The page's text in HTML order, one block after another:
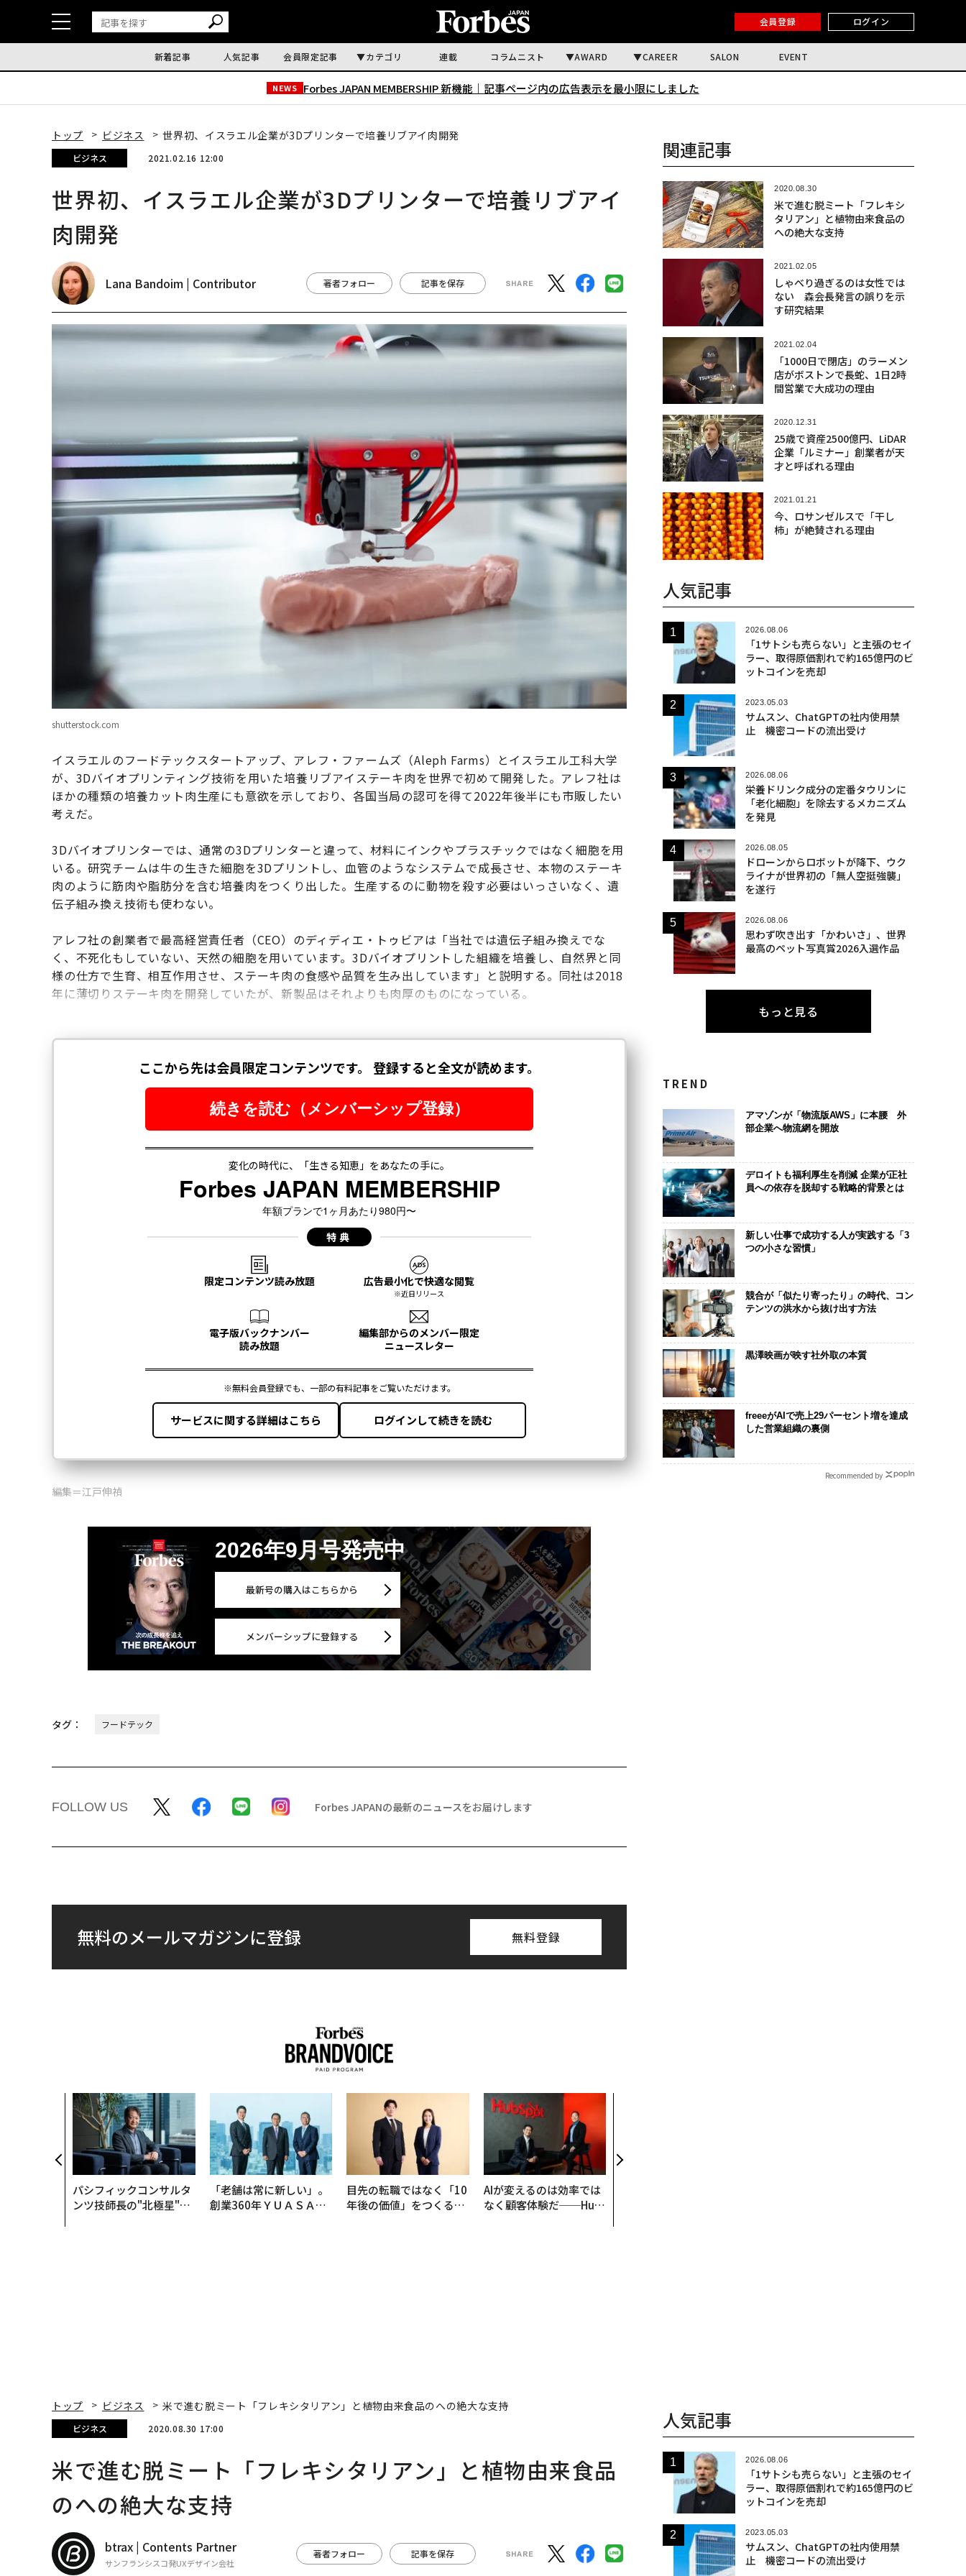
会員登録 ログイン
新着記事 人気記事 会員限定記事 カテゴリ 連載 コラムニスト AWARD CAREER SALON EVENT
NEWS Forbes JAPAN MEMBERSHIP 新機能｜ 記事ページ内の広告表示を最小限にしました
トップ ビジネス 世界初、イスラエル企業が3Dプリンターで培養リブアイ肉開発
ビジネス 2021.02.16 12:00
世界初、イスラエル企業が3Dプリンターで培養リブアイ
肉開発
Lana Bandoim | Contributor 著者フォロー 記事を保存
shutterstock.com
イスラエルのフードテックスタートアップ、アレフ・ファームズ（Aleph Farms）とイスラエル工科大学
が、3Dバイオプリンティング技術を用いた培養リブアイステーキ肉を世界で初めて開発した。アレフ社は
ほかの種類の培養カット肉生産にも意欲を示しており、各国当局の認可を得て2022年後半にも市販したい
考えだ。
3Dバイオプリンターでは、通常の3Dプリンターと違って、材料にインクやプラスチックではなく細胞を用
いる。研究チームは牛の生きた細胞を3Dプリントし、血管のようなシステムで成長させ、本物のステーキ
肉のように筋肉や脂肪分を含む培養肉をつくり出した。生産するのに動物を殺す必要はいっさいなく、遺
伝子組み換え技術も使わない。
アレフ社の創業者で最高経営責任者（CEO）のディディエ・トゥビアは「当社では遺伝子組み換えでな
く、不死化もしていない、天然の細胞を用いています。3Dバイオプリントした組織を培養し、自然界と同
様の仕方で生育、相互作用させ、ステーキ肉の食感や品質を生み出しています」と説明する。同社は2018
年に薄切りステーキ肉を開発していたが、新製品はそれよりも肉厚のものになっている。
編集＝江戸伸禎
2026年9月号発売中
最新号の購入はこちらから
メンバーシップに登録する
タグ： フードテック
FOLLOW US Forbes JAPANの最新のニュースをお届けします
無料のメールマガジンに登録 無料登録
パシフィックコンサルタ
ンツ技師長の"北極星"。
「老舗は常に新しい」。
創業360年ＹＵＡＳＡと
目先の転職ではなく「10
年後の価値」をつくる─
AIが変えるのは効率では
なく顧客体験だ──Hub
関連記事
2020.08.30
米で進む脱ミート「フレキシ
タリアン」と植物由来食品の
への絶大な支持
2021.02.05
しゃべり過ぎるのは女性では
ない 森会長発言の誤りを示
す研究結果
2021.02.04
「1000日で閉店」のラーメン
店がボストンで長蛇、1日2時
間営業で大成功の理由
2020.12.31
25歳で資産2500億円、LiDAR
企業「ルミナー」創業者が天
才と呼ばれる理由
2021.01.21
今、ロサンゼルスで「干し
柿」が絶賛される理由
人気記事
2026.08.06
「1サトシも売らない」と主張のセイ
ラー、取得原価割れで約165億円のビ
ットコインを売却
2023.05.03
サムスン、ChatGPTの社内使用禁
止 機密コードの流出受け
2026.08.06
栄養ドリンク成分の定番タウリンに
「老化細胞」を除去するメカニズム
を発見
2026.08.05
ドローンからロボットが降下、ウク
ライナが世界初の「無人空挺強襲」
を遂行
2026.08.06
思わず吹き出す「かわいさ」、世界
最高のペット写真賞2026入選作品
もっと見る
TREND
アマゾンが「物流版AWS」に本腰 外
部企業へ物流網を開放
デロイトも福利厚生を削減 企業が正社
員への依存を脱却する戦略的背景とは
新しい仕事で成功する人が実践する「3
つの小さな習慣」
競合が「似たり寄ったり」の時代、コン
テンツの洪水から抜け出す方法
黒澤映画が映す社外取の本質
freeeがAIで売上29パーセント増を達成
した営業組織の裏側
Recommended by
トップ ビジネス 米で進む脱ミート「フレキシタリアン」と植物由来食品のへの絶大な支持
ビジネス 2020.08.30 17:00
米で進む脱ミート「フレキシタリアン」と植物由来食品
のへの絶大な支持
btrax | Contents Partner
サンフランシスコ発UXデザイン会社
著者フォロー 記事を保存
人気記事
2026.08.06
「1サトシも売らない」と主張のセイ
ラー、取得原価割れで約165億円のビ
ットコインを売却
2023.05.03
サムスン、ChatGPTの社内使用禁
止 機密コードの流出受け